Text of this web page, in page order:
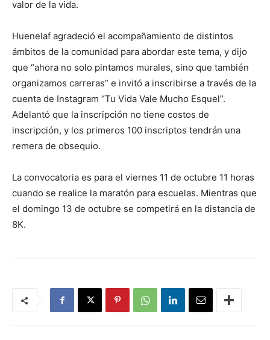
valor de la vida.
Huenelaf agradeció el acompañamiento de distintos
ámbitos de la comunidad para abordar este tema, y dijo
que “ahora no solo pintamos murales, sino que también
organizamos carreras” e invitó a inscribirse a través de la
cuenta de Instagram “Tu Vida Vale Mucho Esquel”.
Adelantó que la inscripción no tiene costos de
inscripción, y los primeros 100 inscriptos tendrán una
remera de obsequio.
La convocatoria es para el viernes 11 de octubre 11 horas
cuando se realice la maratón para escuelas. Mientras que
el domingo 13 de octubre se competirá en la distancia de
8K.